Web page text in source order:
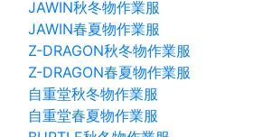
JAWIN秋冬物作業服
JAWIN春夏物作業服
Z-DRAGON秋冬物作業服
Z-DRAGON春夏物作業服
自重堂秋冬物作業服
自重堂春夏物作業服